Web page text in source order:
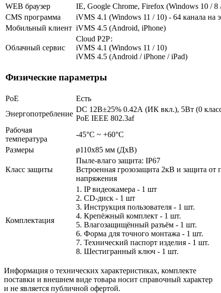
WEB браузер
IE, Google Chrome, Firefox (Windows 10 / 8
CMS программа
iVMS 4.1 (Windows 11 / 10) - 64 канала на
Мобильный клиент iVMS 4.5 (Android, iPhone)
Облачный сервис
Cloud Р2Р:
iVMS 4.1 (Windows 11 / 10)
iVMS 4.5 (Android / iPhone / iPad)
Физические параметры
PoE
Есть
Энергопотребление
DC 12В±25% 0.42А (ИК вкл.), 5Вт (0
PoE IEEE 802.3af
Рабочая
температура
-45°С ~ +60°С
Размеры
ø110х85 мм (ДхВ)
Класс защиты
Пыле-влаго защита: IP67
Встроенная грозозащита 2кВ и защита от
напряжения
Комплектация
1. IP видеокамера - 1 шт
2. СD-диск - 1 шт
3. Инструкция пользователя - 1 шт.
4. Крепёжный комплект - 1 шт.
5. Влагозащищённый разъём - 1 шт.
6. Форма для точного монтажа - 1 шт.
7. Технический паспорт изделия - 1 шт.
8. Шестигранный ключ - 1 шт.
Информация о технических характеристиках, комплекте
поставки и внешнем виде товара носит справочный характер
и не является публичной офертой.